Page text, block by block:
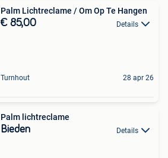
Palm Lichtreclame / Om Op Te Hangen
€ 85,00 Details
Turnhout 28 apr 26
Palm lichtreclame
Bieden Details